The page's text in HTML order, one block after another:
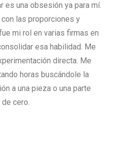
es una obsesión ya para mí.
las proporciones y
mi rol en varias firmas en
esa habilidad. Me
directa. Me
horas buscándole la
a una pieza o una parte
cero.